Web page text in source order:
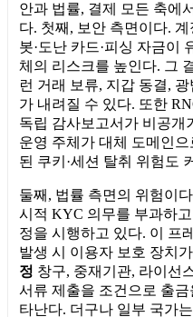
안과 법률, 결제 모든 축에
다. 첫째, 보안 측면이다.
봇·도난 카드·피싱 자금이
체의 리스크를 높인다. 그
런 거래 보류, 지갑 동결,
가 내려질 수 있다. 또한
독립 감사보고서가 비공개
운영 주체가 대체 도메인
된 쿠키·세션 탈취 위험도
둘째, 법률 측면의 위험이
시적 KYC 의무를 부과하
정을 시행하고 있다. 이 프
발생 시 이용자 보호 장치
정 창구, 중재기관, 라이선
서류 제출을 조건으로 출
타난다. 더구나 일부 국가